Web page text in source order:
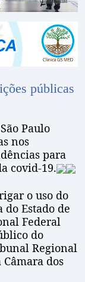
públicas
Paulo
nos
para
covid-19.
o uso do
Estado de
Federal
do
Regional
Câmara dos